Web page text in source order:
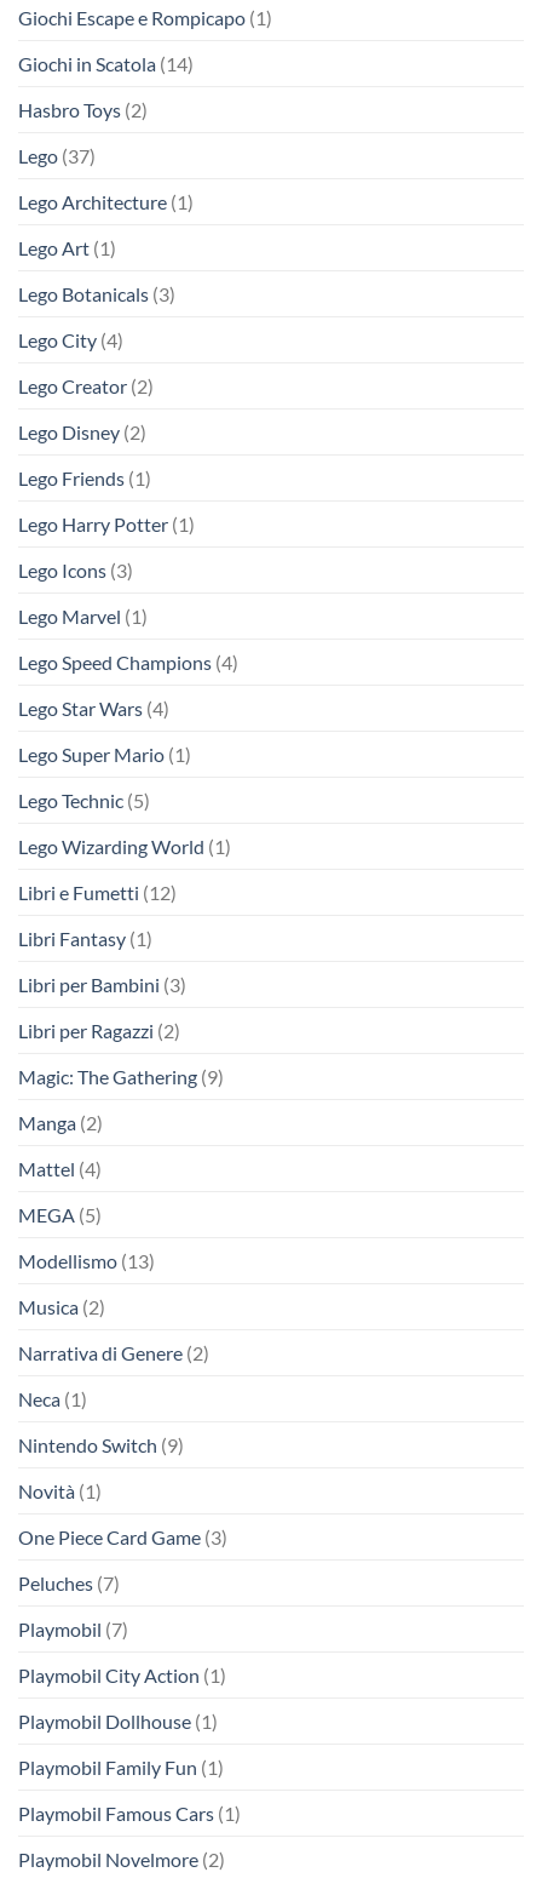
Giochi Escape e Rompicapo (1)
Giochi in Scatola (14)
Hasbro Toys (2)
Lego (37)
Lego Architecture (1)
Lego Art (1)
Lego Botanicals (3)
Lego City (4)
Lego Creator (2)
Lego Disney (2)
Lego Friends (1)
Lego Harry Potter (1)
Lego Icons (3)
Lego Marvel (1)
Lego Speed Champions (4)
Lego Star Wars (4)
Lego Super Mario (1)
Lego Technic (5)
Lego Wizarding World (1)
Libri e Fumetti (12)
Libri Fantasy (1)
Libri per Bambini (3)
Libri per Ragazzi (2)
Magic: The Gathering (9)
Manga (2)
Mattel (4)
MEGA (5)
Modellismo (13)
Musica (2)
Narrativa di Genere (2)
Neca (1)
Nintendo Switch (9)
Novità (1)
One Piece Card Game (3)
Peluches (7)
Playmobil (7)
Playmobil City Action (1)
Playmobil Dollhouse (1)
Playmobil Family Fun (1)
Playmobil Famous Cars (1)
Playmobil Novelmore (2)